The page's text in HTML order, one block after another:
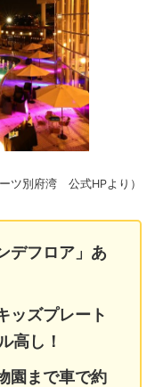
ツ別府湾 公式HPより）
デフロア」あ
ッズプレート
高し！
園まで車で約